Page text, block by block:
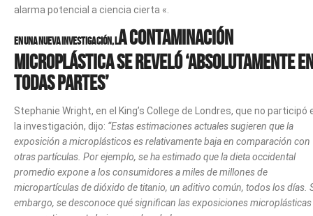
alarma potencial a ciencia cierta «.
En una nueva investigación, la contaminación
microplástica se reveló ‘absolutamente
todas partes’
Stephanie Wright, en el King’s College de Londres, que no participó
la investigación, dijo: “Estas estimaciones actuales sugieren que la
exposición a microplásticos es relativamente baja en comparación con
otras partículas. Por ejemplo, se ha estimado que la dieta occidental
promedio expone a los consumidores a miles de millones de
micropartículas de dióxido de titanio, un aditivo común, todos los días.
embargo, se desconoce qué significan las exposiciones microplásticas